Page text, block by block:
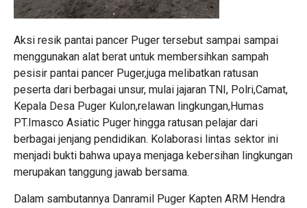
Aksi resik pantai pancer Puger tersebut sampai sampai
menggunakan alat berat untuk membersihkan sampah
pesisir pantai pancer Puger,juga melibatkan ratusan
peserta dari berbagai unsur, mulai jajaran TNI, Polri,Camat,
Kepala Desa Puger Kulon,relawan lingkungan,Humas
PT.Imasco Asiatic Puger hingga ratusan pelajar dari
berbagai jenjang pendidikan. Kolaborasi lintas sektor ini
menjadi bukti bahwa upaya menjaga kebersihan lingkungan
merupakan tanggung jawab bersama.
Dalam sambutannya Danramil Puger Kapten ARM Hendra